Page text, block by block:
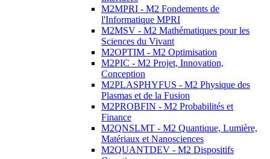
M2MPRI - M2 Fondements de
l'Informatique MPRI
M2MSV - M2 Mathématiques pour les
Sciences du Vivant
M2OPTIM - M2 Optimisation
M2PIC - M2 Projet, Innovation,
Conception
M2PLASPHYFUS - M2 Physique des
Plasmas et de la Fusion
M2PROBFIN - M2 Probabilités et
Finance
M2QNSLMT - M2 Quantique, Lumière,
Matériaux et Nanosciences
M2QUANTDEV - M2 Dispositifs